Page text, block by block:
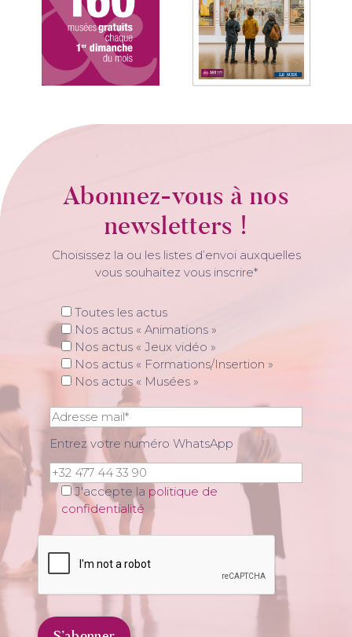
Abonnez-vous à nos
newsletters !
Choisissez la ou les listes d’envoi auxquelles
vous souhaitez vous inscrire*
Toutes les actus
Nos actus « Animations »
Nos actus « Jeux vidéo »
Nos actus « Formations/Insertion »
Nos actus « Musées »
Entrez votre numéro WhatsApp
J'accepte la politique de
confidentialité